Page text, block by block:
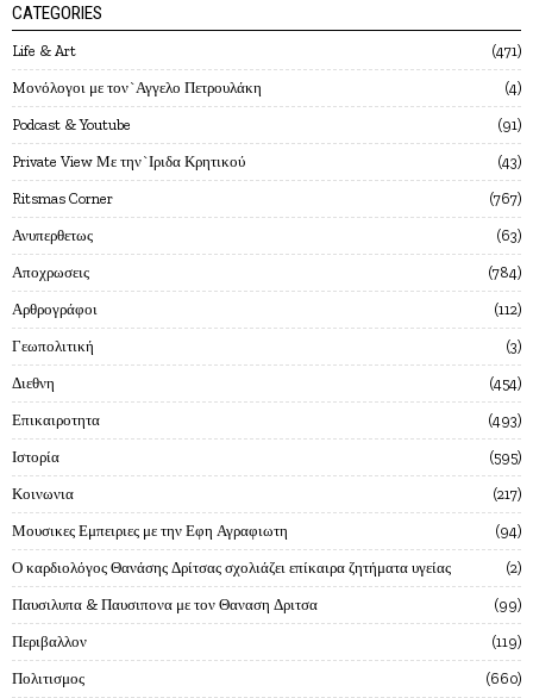
CATEGORIES
Life & Art 471
Mονόλογοι με τον`Αγγελο Πετρουλάκη 4
Podcast & Youtube 91
Private View Με την`Ιριδα Κρητικού 43
Ritsmas Corner 767
Ανυπερθετως 63
Αποχρωσεις 784
Αρθρογράφοι 112
Γεωπολιτική 3
Διεθνη 454
Επικαιροτητα 493
Ιστορία 595
Κοινωνια 217
Μουσικες Εμπειριες με την Εφη Αγραφιωτη 94
Ο καρδιολόγος Θανάσης Δρίτσας σχολιάζει επίκαιρα ζητήματα υγείας 2
Παυσιλυπα & Παυσιπονα με τον Θαναση Δριτσα 99
Περιβαλλον 119
Πολιτισμος 660